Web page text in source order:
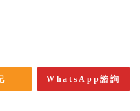
WhatsApp諮詢